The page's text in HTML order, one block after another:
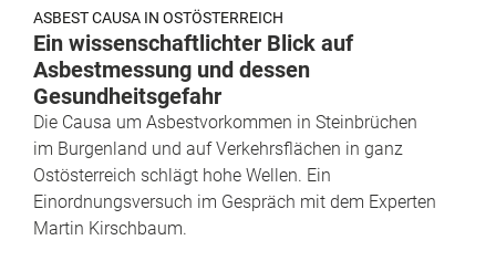
ASBEST CAUSA IN OSTÖSTERREICH
Ein wissenschaftlichter Blick auf
Asbestmessung und dessen
Gesundheitsgefahr
Die Causa um Asbestvorkommen in Steinbrüchen
im Burgenland und auf Verkehrsflächen in ganz
Ostösterreich schlägt hohe Wellen. Ein
Einordnungsversuch im Gespräch mit dem Experten
Martin Kirschbaum.